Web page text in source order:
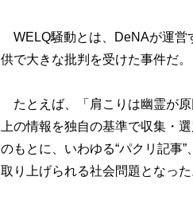
WELQ騒動とは、DeNAが運営
供で大きな批判を受けた事件だ。
たとえば、「肩こりは幽霊が
上の情報を独自の基準で収集・
のもとに、いわゆる“パクリ記事
取り上げられる社会問題となった